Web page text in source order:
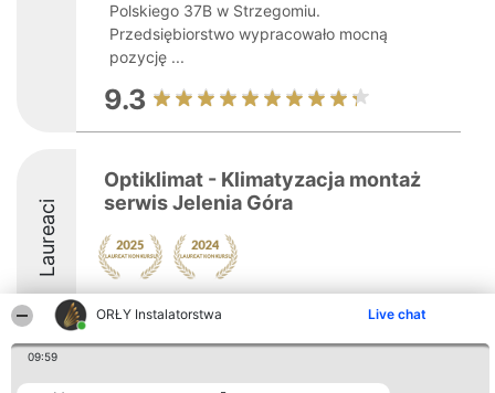
ORŁY Instalatorstwa Live chat
09:59
Polskiego 37B w Strzegomiu.
Przedsiębiorstwo wypracowało mocną
pozycję ...
9.3
Laureaci
Optiklimat - Klimatyzacja montaż
serwis Jelenia Góra
8.2
Organizator plebiscytu Plebiscyt